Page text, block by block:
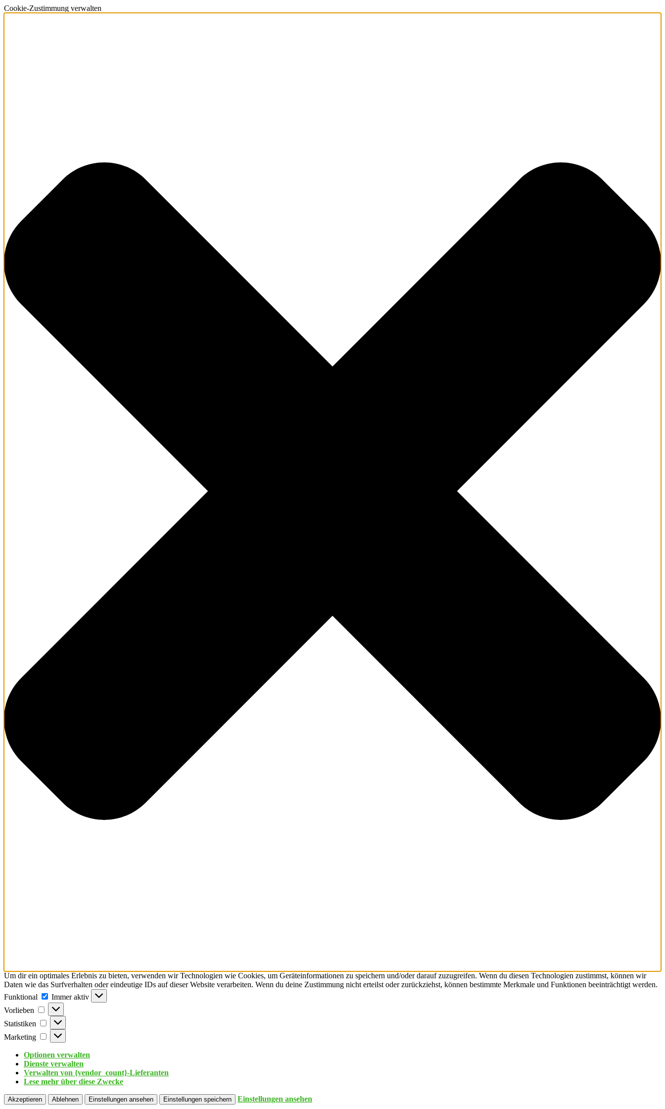
Cookie-Zustimmung verwalten
Um dir ein optimales Erlebnis zu bieten, verwenden wir Technologien wie Cookies, um Geräteinformationen zu speichern und/oder darauf zuzugreifen. Wenn du diesen Technologien zustimmst, können wir
Daten wie das Surfverhalten oder eindeutige IDs auf dieser Website verarbeiten. Wenn du deine Zustimmung nicht erteilst oder zurückziehst, können bestimmte Merkmale und Funktionen beeinträchtigt werden.
Funktional
Immer aktiv
Vorlieben
Statistiken
Marketing
Optionen verwalten
Dienste verwalten
Verwalten von {vendor_count}-Lieferanten
Lese mehr über diese Zwecke
Akzeptieren Ablehnen Einstellungen ansehen Einstellungen speichern Einstellungen ansehen